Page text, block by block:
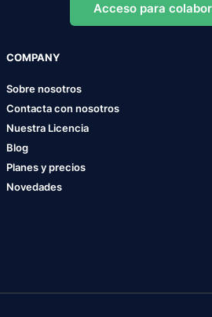
Acceso para
COMPANY
Sobre nosotros
Contacta con nosotros
Nuestra Licencia
Blog
Planes y precios
Novedades